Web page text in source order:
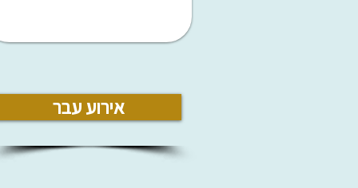
אירוע עבר